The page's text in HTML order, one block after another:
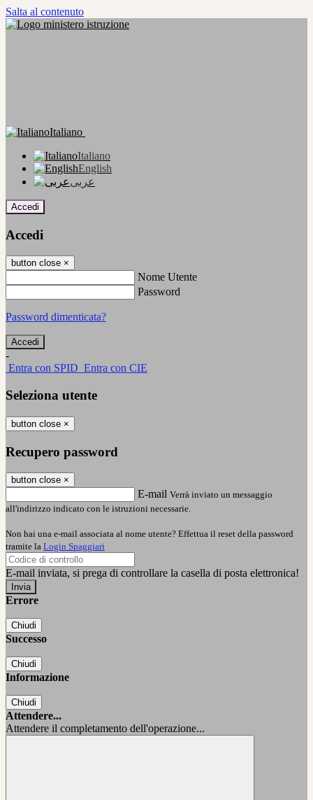
Salta al contenuto
Italiano
Italiano
English
عربى
Accedi
Accedi
button close ×
Nome Utente
Password
Password dimenticata?
-
Entra con SPID Entra con CIE
Seleziona utente
button close ×
Recupero password
button close ×
E-mail Verrà inviato un messaggio
all'indirizzo indicato con le istruzioni necessarie.
Non hai una e-mail associata al nome utente? Effettua il reset della password
tramite la Login Spaggiari
E-mail inviata, si prega di controllare la casella di posta elettronica!
Errore
Chiudi
Successo
Chiudi
Informazione
Chiudi
Attendere...
Attendere il completamento dell'operazione...